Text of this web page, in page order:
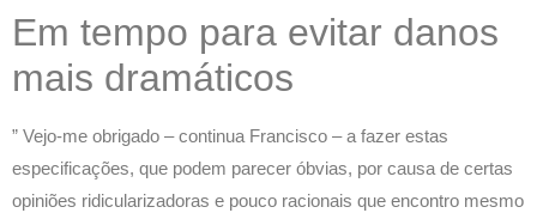
Em tempo para evitar danos
mais dramáticos
” Vejo-me obrigado – continua Francisco – a fazer estas
especificações, que podem parecer óbvias, por causa de certas
opiniões ridicularizadoras e pouco racionais que encontro mesmo